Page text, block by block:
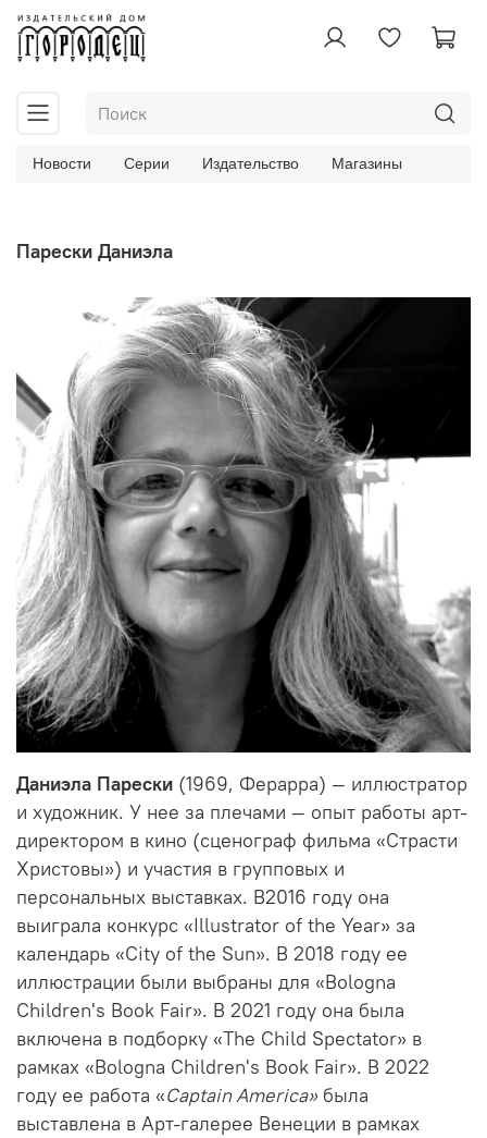
Новости Серии Издательство Магазины
Парески Даниэла
Даниэла Парески (1969, Ферарра) — иллюстратор
и художник. У нее за плечами — опыт работы арт-
директором в кино (сценограф фильма «Страсти
Христовы») и участия в групповых и
персональных выставках. В2016 году она
выиграла конкурс «Illustrator of the Year» за
календарь «City of the Sun». В 2018 году ее
иллюстрации были выбраны для «Bologna
Children's Book Fair». В 2021 году она была
включена в подборку «The Child Spectator» в
рамках «Bologna Children's Book Fair». В 2022
году ее работа «Captain America» была
выставлена в Арт-галерее Венеции в рамках